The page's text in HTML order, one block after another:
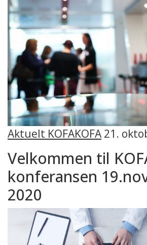
Aktuelt KOFAKOFA 21.
Velkommen til
konferansen
2020